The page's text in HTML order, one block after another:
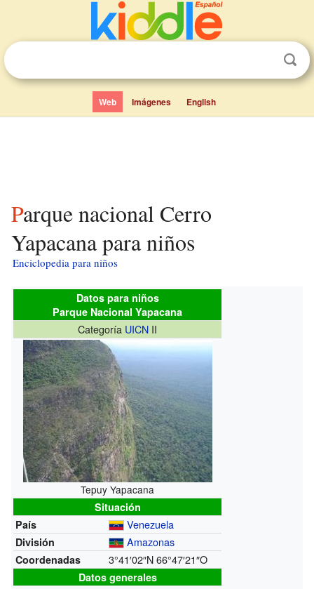
Web Imágenes English
Parque nacional Cerro
Yapacana para niños
Enciclopedia para niños
Datos para niños
Parque Nacional Yapacana
Categoría UICN II
Tepuy Yapacana
Situación
País
Venezuela
División Amazonas
Coordenadas 3°41′02″N66°47′21″O
Datos generales